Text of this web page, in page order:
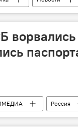
Нахид Багиров
ворвались
Россия